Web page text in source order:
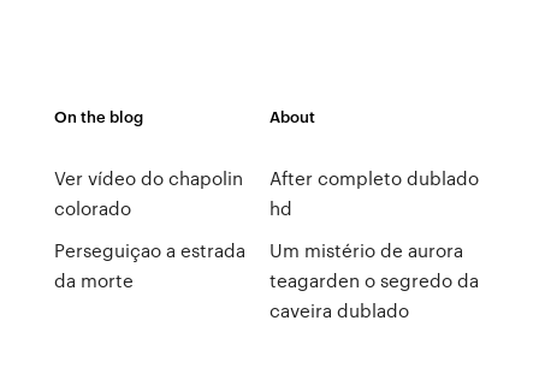
On the blog
Ver vídeo do chapolin
colorado
Perseguiçao a estrada
da morte
About
After completo dublado
hd
Um mistério de aurora
teagarden o segredo da
caveira dublado